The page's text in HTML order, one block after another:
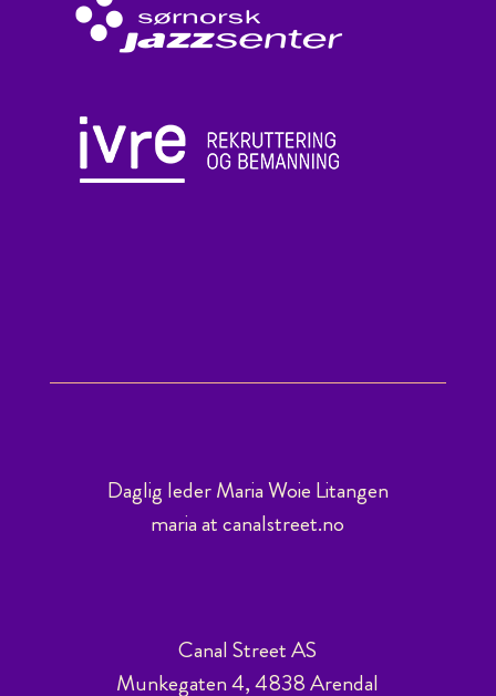
Daglig leder Maria Woie Litangen
maria at canalstreet.no
Canal Street AS
Munkegaten 4, 4838 Arendal